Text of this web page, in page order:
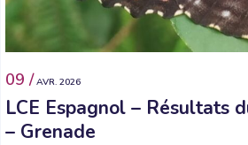
09 / AVR. 2026
LCE Espagnol – Résultats
– Grenade